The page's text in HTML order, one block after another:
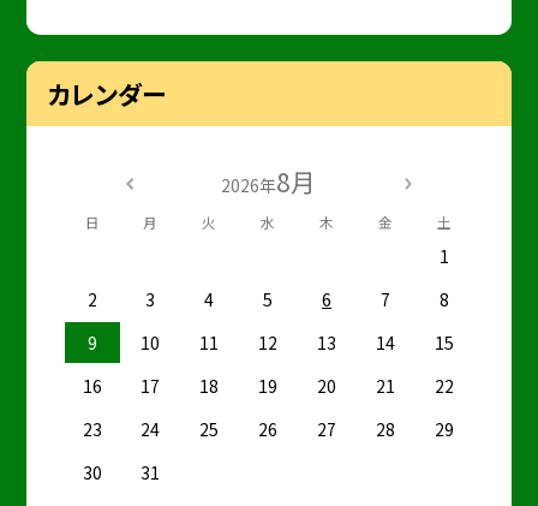
カレンダー
2026年8月
日 月 火 水 木 金 土
1
2
3 4 5 6 7
8
9
10 11 12 13 14
15
16
17 18 19 20 21
22
23
24 25 26 27 28
29
30
31